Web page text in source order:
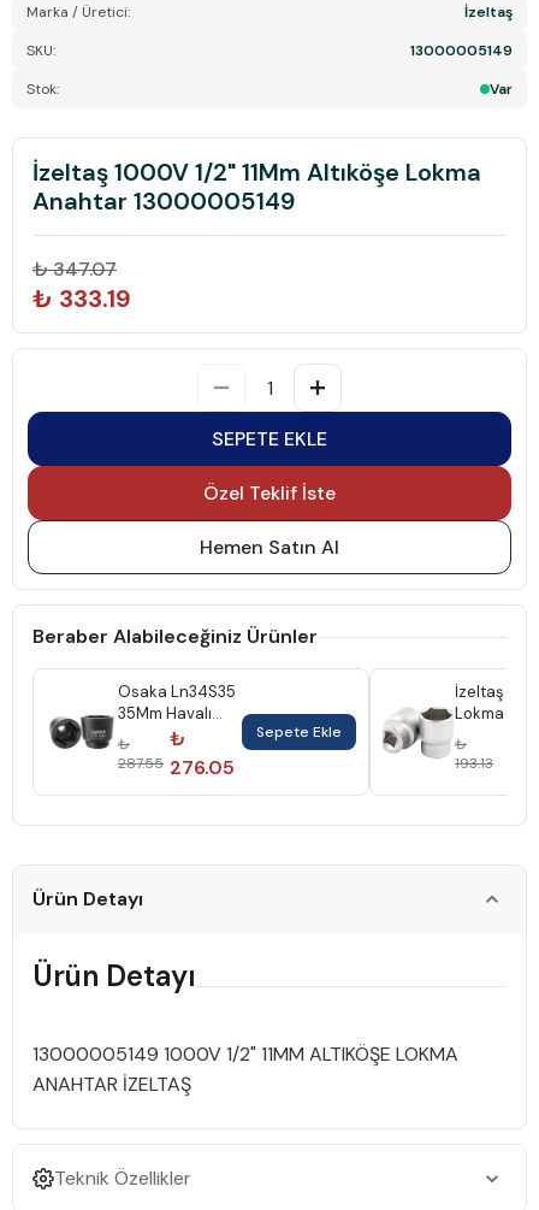
Marka / Üretici:
İzeltaş
SKU:
13000005149
Stok:
Var
İzeltaş 1000V 1/2" 11Mm Altıköşe Lokma
Anahtar 13000005149
₺ 347.07
₺ 333.19
SEPETE EKLE
Özel Teklif İste
Hemen Satın Al
Beraber Alabileceğiniz Ürünler
Osaka Ln34S35
35Mm Havalı
Lokma 3/4"
₺
287.55
₺
276.05
Sepete Ekle
İzeltaş 28
Lokma
1/2"
₺
193.13
Ürün Detayı
Ürün Detayı
13000005149 1000V 1/2" 11MM ALTIKÖŞE LOKMA
ANAHTAR İZELTAŞ
Teknik Özellikler